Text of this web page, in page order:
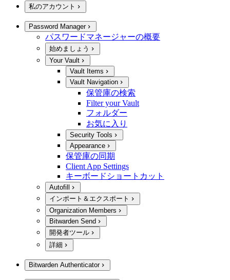
私のアカウント
Password Manager
パスワードマネージャーの概要
始めましょう
Your Vault
Vault Items
Vault Navigation
保管庫の検索
Filter your Vault
フォルダー
お気に入り
Security Tools
Appearance
保管庫の同期
Client App Settings
キーボードショートカット
Autofill
インポート＆エクスポート
Organization Members
Bitwarden Send
開発者ツール
詳細
Bitwarden Authenticator